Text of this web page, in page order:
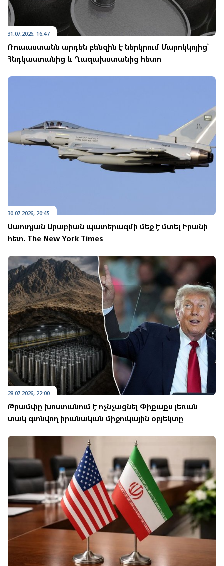
31.07.2026, 16:47
Ռուսաստանն արդեն բենզին է ներկրում Մարոկկոյից՝
Հնդկաստանից և Ղազախստանից հետո
30.07.2026, 20:45
Սաուդյան Արաբիան պատերազմի մեջ է մտել Իրանի
հետ. The New York Times
28.07.2026, 22:00
Թրամփը խոստանում է ոչնչացնել Փիքաքս լեռան
տակ գտնվող իրանական միջուկային օբյեկտը